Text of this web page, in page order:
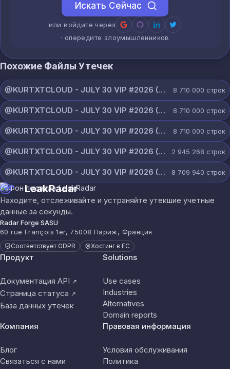
Искать Сейчас
или войдите через
· опередите злоумышленников
Похожие Файлы Утечек
@KURTXTCLOUD - JULY 30 VIP #2026 (68).txt 8 710 000 строк
@KURTXTCLOUD - JULY 30 VIP #2026 (67).txt 8 710 000 строк
@KURTXTCLOUD - JULY 30 VIP #2026 (66).txt 8 710 000 строк
@KURTXTCLOUD - JULY 30 VIP #2026 (65).txt 2 945 268 строк
@KURTXTCLOUD - JULY 30 VIP #2026 (64).txt 8 709 940 строк
LeakRadar
Находите, отслеживайте и устраняйте утекшие учетные
данные за секунды.
Radar Forge SASU
60 rue François 1er, 75008 Париж, Франция
Соответствует GDPR Хостинг в ЕС
Продукт
Документация API ↗
Страница статуса ↗
База данных утечек
Solutions
Use cases
Industries
Alternatives
Domain reports
Компания
Блог
Связаться с нами
Правовая информация
Условия обслуживания
Политика